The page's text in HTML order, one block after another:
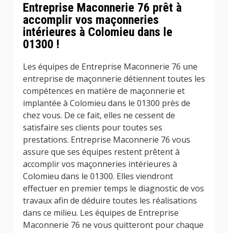
Entreprise Maconnerie 76 prêt à
accomplir vos maçonneries
intérieures à Colomieu dans le
01300 !
Les équipes de Entreprise Maconnerie 76 une
entreprise de maçonnerie détiennent toutes les
compétences en matière de maçonnerie et
implantée à Colomieu dans le 01300 près de
chez vous. De ce fait, elles ne cessent de
satisfaire ses clients pour toutes ses
prestations. Entreprise Maconnerie 76 vous
assure que ses équipes restent prêtent à
accomplir vos maçonneries intérieures à
Colomieu dans le 01300. Elles viendront
effectuer en premier temps le diagnostic de vos
travaux afin de déduire toutes les réalisations
dans ce milieu. Les équipes de Entreprise
Maconnerie 76 ne vous quitteront pour chaque